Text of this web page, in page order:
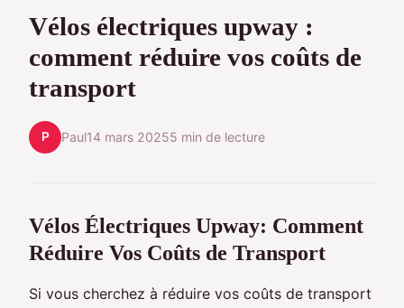
Vélos électriques upway :
comment réduire vos coûts de
transport
P Paul14 mars 20255 min de lecture
Vélos Électriques Upway: Comment
Réduire Vos Coûts de Transport
Si vous cherchez à réduire vos coûts de transport